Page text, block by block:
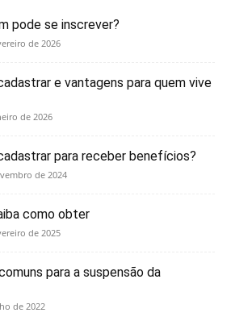
pode se inscrever?
de 2026
e vantagens para quem vive
de 2026
para receber benefícios?
de 2024
como obter
de 2025
para a suspensão da
de 2022